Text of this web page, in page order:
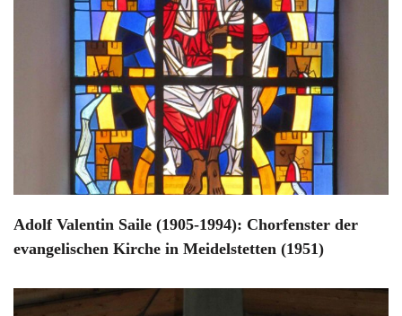
Adolf Valentin Saile (1905-1994): Chorfenster der
evangelischen Kirche in Meidelstetten (1951)